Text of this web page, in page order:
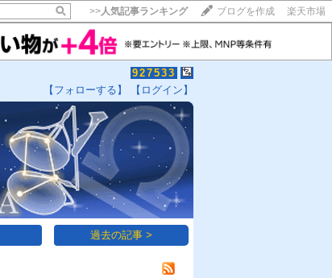
>>人気記事ランキング ブログを作成 楽天市場
927533
【フォローする】 【ログイン】
15記事にいいね！で1ポイント
いいね!
過去の記事 >